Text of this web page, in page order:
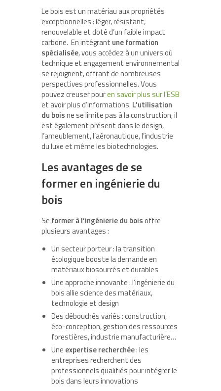
Le bois est un matériau aux propriétés
exceptionnelles : léger, résistant,
renouvelable et doté d’un faible impact
carbone. En intégrant une formation
spécialisée, vous accédez à un univers où
technique et engagement environnemental
se rejoignent, offrant de nombreuses
perspectives professionnelles. Vous
pouvez creuser pouren savoir plus sur l’ESB
et avoir plus d’informations. L’utilisation
du boisne se limite pas à la construction, il
est également présent dans le design,
l’ameublement, l’aéronautique, l’industrie
du luxe et même les biotechnologies.
Les avantages de se
former en ingénierie du
bois
Se former à l’ingénierie du boisoffre
plusieurs avantages :
Un secteur porteur : la transition
écologique booste la demande en
matériaux biosourcés et durables
Une approche innovante : l’ingénierie du
bois allie science des matériaux,
technologie et design
Des débouchés variés : construction,
éco-conception, gestion des ressources
forestières, industrie manufacturière…
Une expertise recherchée: les
entreprises recherchent des
professionnels qualifiés pour intégrer le
bois dans leurs innovations